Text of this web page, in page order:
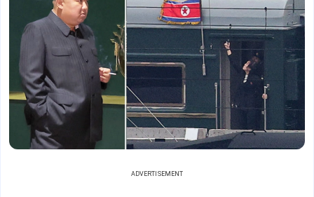
ADVERTISEMENT